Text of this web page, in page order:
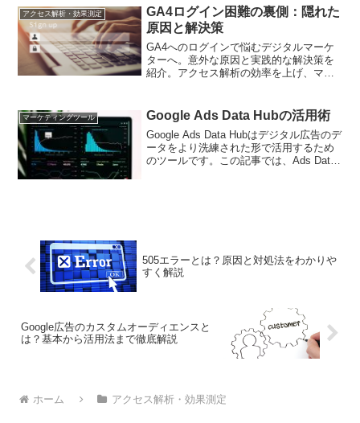
共に紹介します。具体的な事例を通じ
て、どのようにしてデータを可視化し、
洞察を得るかを示し、マーケティング担
当者が戦略の改善に役立てる方法を解説
します。
アクセス解析・効果測定
GA4ログイン困難の裏側：隠れた
原因と解決策
GA4へのログインで悩むデジタルマーケ
ターへ。意外な原因と実践的な解決策を
紹介。アクセス解析の効率を上げ、マー
マーケティングツール Google Ads Data Hubの活用術
Google Ads Data Hubはデジタル広告のデ
ータをより洗練された形で活用するため
のツールです。この記事では、Ads Data
505エラーとは？原因と対処法をわかりや
すく解説
Google広告のカスタムオーディエンスと
は？基本から活用法まで徹底解説
ホーム アクセス解析・効果測定